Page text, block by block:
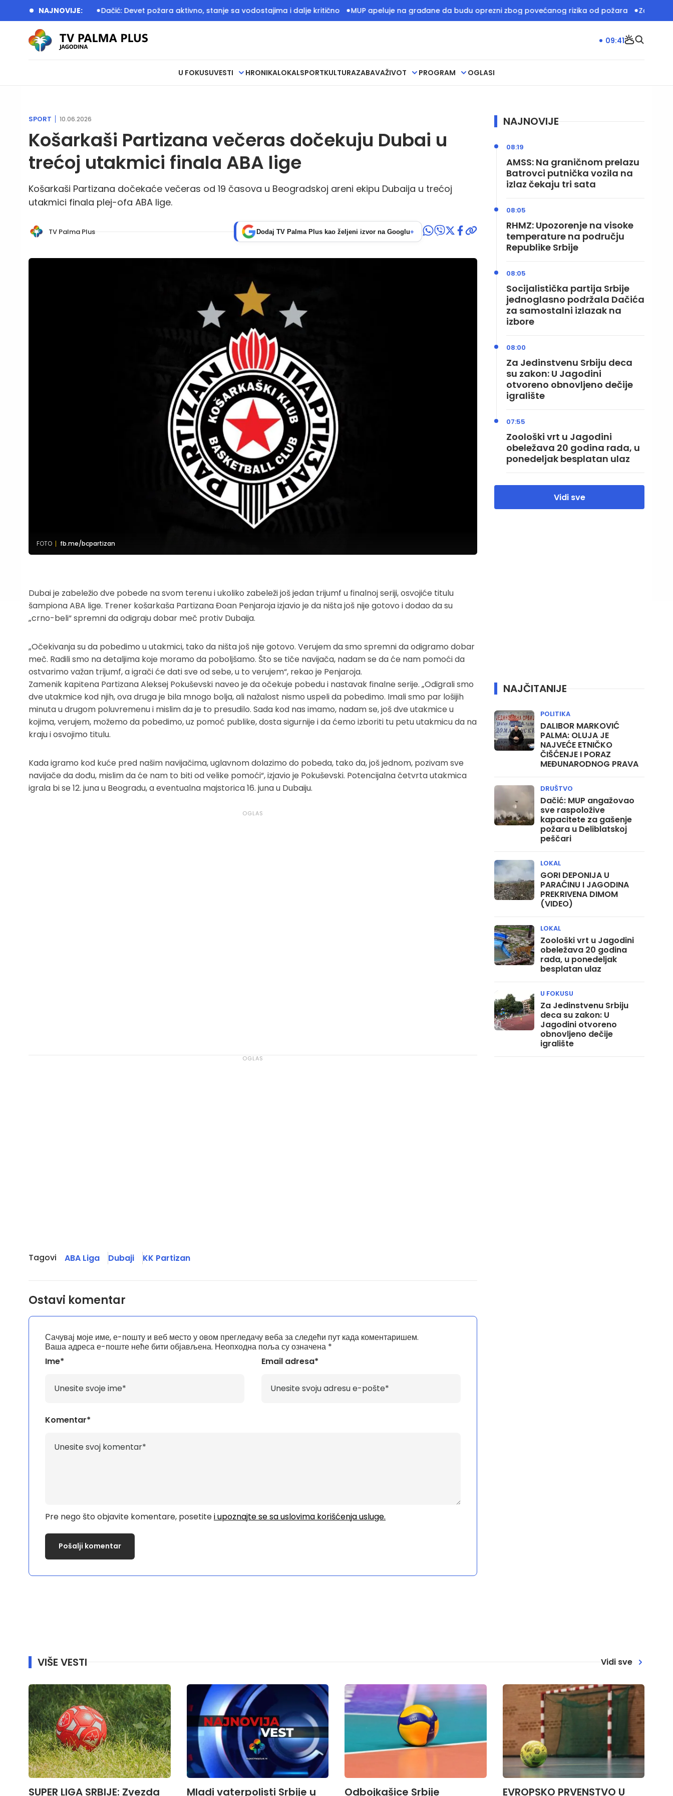
NAJNOVIJE:
dečije igralište Dačić: Devet požara aktivno, stanje sa vodostajima i dalje kritično MUP apeluje na građane da budu oprezni zbog povećanog rizika od požara Zoološki vrt u
U FOKUSUVESTI HRONIKALOKALSPORTKULTURAZABAVAŽIVOT PROGRAM OGLASI
09:41
SPORT 10.06.2026
Košarkaši Partizana večeras dočekuju Dubai u
trećoj utakmici finala ABA lige
Košarkaši Partizana dočekaće večeras od 19 časova u Beogradskoj areni ekipu Dubaija u trećoj
utakmici finala plej-ofa ABA lige.
TV Palma Plus Dodaj TV Palma Plus kao željeni izvor na Googlu+
FOTO fb.me/bcpartizan
Dubai je zabeležio dve pobede na svom terenu i ukoliko zabeleži još jedan trijumf u finalnoj seriji, osvojiće titulu
šampiona ABA lige. Trener košarkaša Partizana Đoan Penjaroja izjavio je da ništa još nije gotovo i dodao da su
„crno-beli“ spremni da odigraju dobar meč protiv Dubaija.
„Očekivanja su da pobedimo u utakmici, tako da ništa još nije gotovo. Verujem da smo spremni da odigramo dobar
meč. Radili smo na detaljima koje moramo da poboljšamo. Što se tiče navijača, nadam se da će nam pomoći da
ostvarimo važan trijumf, a igrači će dati sve od sebe, u to verujem“, rekao je Penjaroja.
Zamenik kapitena Partizana Aleksej Pokuševski naveo je da očekuje pobedu i nastavak finalne serije. „Odigrali smo
dve utakmice kod njih, ova druga je bila mnogo bolja, ali nažalost nismo uspeli da pobedimo. Imali smo par lošijih
minuta u drugom poluvremenu i mislim da je to presudilo. Sada kod nas imamo, nadam se, još dve utakmice u
kojima, verujem, možemo da pobedimo, uz pomoć publike, dosta sigurnije i da ćemo izboriti tu petu utakmicu da na
kraju i osvojimo titulu.
Kada igramo kod kuće pred našim navijačima, uglavnom dolazimo do pobeda, tako da, još jednom, pozivam sve
navijače da dođu, mislim da će nam to biti od velike pomoći“, izjavio je Pokuševski. Potencijalna četvrta utakmica
igrala bi se 12. juna u Beogradu, a eventualna majstorica 16. juna u Dubaiju.
Tagovi ABA Liga Dubaji KK Partizan
Ostavi komentar
Ваша адреса е-поште неће бити објављена. Неопходна поља су означена *
Komentar*
Pre nego što objavite komentare, posetitei upoznajte se sa uslovima korišćenja usluge.
Ime* Email adresa*
Сачувај моје име, е-пошту и веб место у овом прегледачу веба за следећи пут када коментаришем.
NAJNOVIJE
AMSS: Na graničnom prelazu
Batrovci putnička vozila na
izlaz čekaju tri sata
08:19
RHMZ: Upozorenje na visoke
temperature na području
Republike Srbije
08:05
Socijalistička partija Srbije
jednoglasno podržala Dačića
za samostalni izlazak na
izbore
08:05
Za Jedinstvenu Srbiju deca
su zakon: U Jagodini
otvoreno obnovljeno dečije
igralište
08:00
Zoološki vrt u Jagodini
obeležava 20 godina rada, u
ponedeljak besplatan ulaz
07:55
Vidi sve
NAJČITANIJE
DALIBOR MARKOVIĆ
PALMA: OLUJA JE
NAJVEĆE ETNIČKO
ČIŠĆENJE I PORAZ
MEĐUNARODNOG PRAVA
POLITIKA
Dačić: MUP angažovao
sve raspoložive
kapacitete za gašenje
požara u Deliblatskoj
peščari
DRUŠTVO
GORI DEPONIJA U
PARAĆINU I JAGODINA
PREKRIVENA DIMOM
(VIDEO)
LOKAL
Zoološki vrt u Jagodini
obeležava 20 godina
rada, u ponedeljak
besplatan ulaz
LOKAL
Za Jedinstvenu Srbiju
deca su zakon: U
Jagodini otvoreno
obnovljeno dečije
igralište
U FOKUSU
VIŠE VESTI Vidi sve
SUPER LIGA SRBIJE: Zvezda Mladi vaterpolisti Srbije u Odbojkašice Srbije EVROPSKO PRVENSTVO U